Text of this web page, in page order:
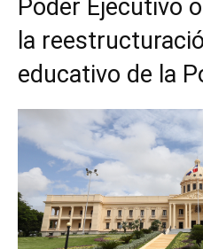
Poder Ejecutivo
la
educativo de la